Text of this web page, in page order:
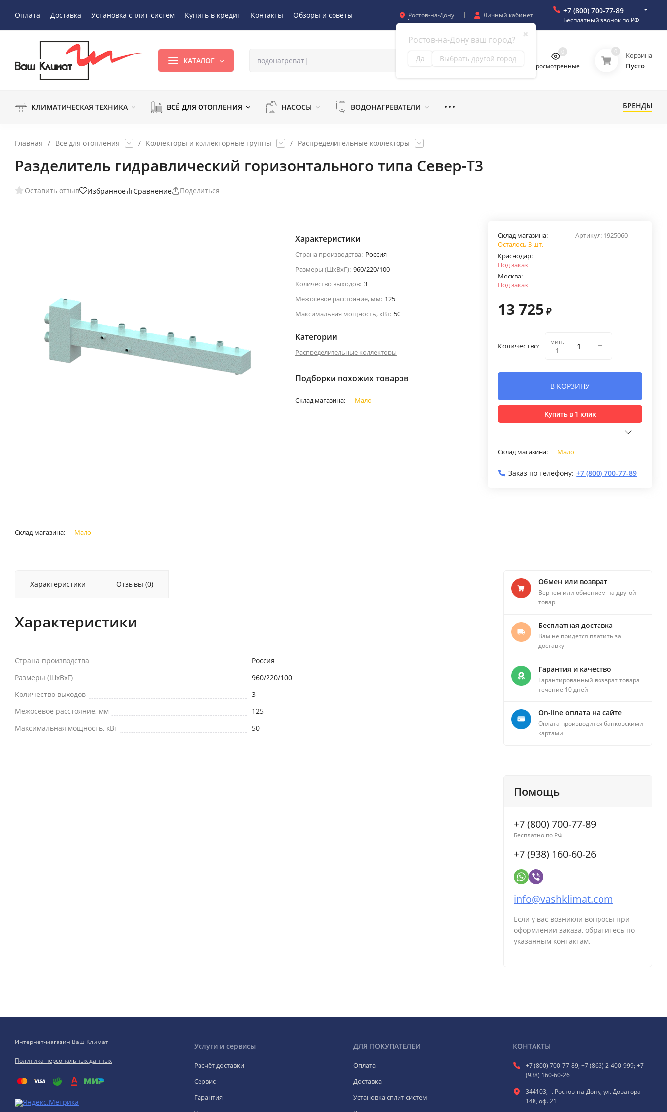
Оплата Доставка Установка сплит-систем Купить в кредит Контакты Обзоры и советы Ростов-на-Дону
✖
Ростов-на-Дону ваш город?
Да Выбрать другой город
Личный кабинет +7 (800) 700-77-89
Бесплатный звонок по РФ
КАТАЛОГ
Просмотренные
0 0
Корзина
Пусто
КЛИМАТИЧЕСКАЯ ТЕХНИКА ВСЁ ДЛЯ ОТОПЛЕНИЯ НАСОСЫ ВОДОНАГРЕВАТЕЛИ БРЕНДЫ
Главная / Всё для отопления / Коллекторы и коллекторные группы / Распределительные коллекторы
Разделитель гидравлический горизонтального типа Север-Т3
Оставить отзыв Избранное Сравнение Поделиться
Характеристики
Страна производства: Россия
Размеры (ШxВxГ): 960/220/100
Количество выходов: 3
Межосевое расстояние, мм: 125
Максимальная мощность, кВт: 50
Категории
Распределительные коллекторы
Подборки похожих товаров
Склад магазина: Мало
Артикул: 1925060
Склад магазина:
Осталось 3 шт.
Краснодар:
Под заказ
Москва:
Под заказ
13 725 ₽
Количество:
мин.
1
В КОРЗИНУ
Купить в 1 клик
Склад магазина: Мало
Заказ по телефону: +7 (800) 700-77-89
Склад магазина: Мало
Характеристики Отзывы (0)
Характеристики
Страна производства
Россия
Размеры (ШxВxГ)
960/220/100
Количество выходов
3
Межосевое расстояние, мм
125
Максимальная мощность, кВт
50
Обмен или возврат
Вернем или обменяем на другой
товар
Бесплатная доставка
Вам не придется платить за
доставку
Гарантия и качество
Гарантированный возврат товара
течение 10 дней
On-line оплата на сайте
Оплата производится банковскими
картами
Помощь
+7 (800) 700-77-89
Бесплатно по РФ
+7 (938) 160-60-26
info@vashklimat.com
Если у вас возникли вопросы при
оформлении заказа, обратитесь по
указанным контактам.
Интернет-магазин Ваш Климат
Политика персональных данных
Услуги и сервисы
Расчёт доставки
Сервис
Гарантия
ДЛЯ ПОКУПАТЕЛЕЙ
Оплата
Доставка
Установка сплит-систем
КОНТАКТЫ
+7 (800) 700-77-89; +7 (863) 2-400-999; +7
(938) 160-60-26
344103, г. Ростов-на-Дону, ул. Доватора
148, оф. 21